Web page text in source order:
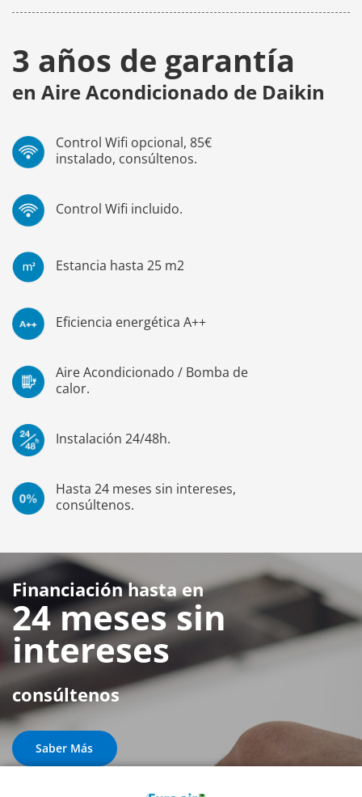
3 años de garantía
en Aire Acondicionado de Daikin
Control Wifi opcional, 85€
instalado, consúltenos.
Control Wifi incluido.
Estancia hasta 25 m2
Eficiencia energética A++
Aire Acondicionado / Bomba de
calor.
Instalación 24/48h.
Hasta 24 meses sin intereses,
consúltenos.
Financiación hasta en
24 meses sin
intereses
consúltenos
Saber Más